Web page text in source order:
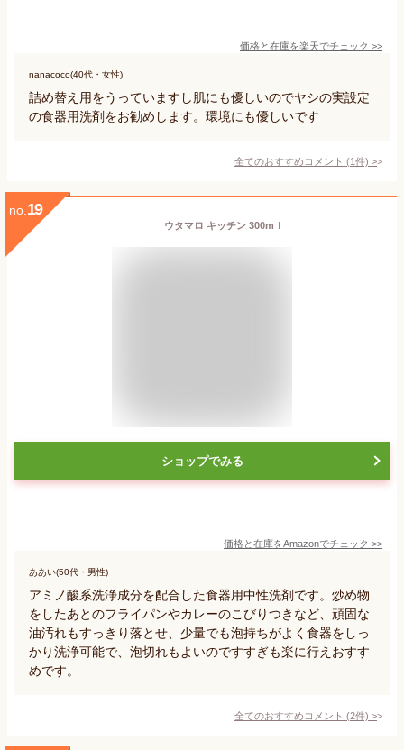
価格と在庫を楽天でチェック >>
nanacoco(40代・女性)
詰め替え用をうっていますし肌にも優しいのでヤシの実設定
の食器用洗剤をお勧めします。環境にも優しいです
全てのおすすめコメント (1件) >
no. 19
ウタマロ キッチン 300mｌ
ショップでみる
価格と在庫をAmazonでチェック >>
ああい(50代・男性)
アミノ酸系洗浄成分を配合した食器用中性洗剤です。炒め物
をしたあとのフライパンやカレーのこびりつきなど、頑固な
油汚れもすっきり落とせ、少量でも泡持ちがよく食器をしっ
かり洗浄可能で、泡切れもよいのですすぎも楽に行えおすす
めです。
全てのおすすめコメント (2件) >